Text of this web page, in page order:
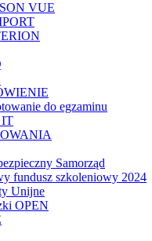
VUE
do egzaminu
IT
Samorząd
fundusz szkoleniowy 2024
Unijne
OPEN